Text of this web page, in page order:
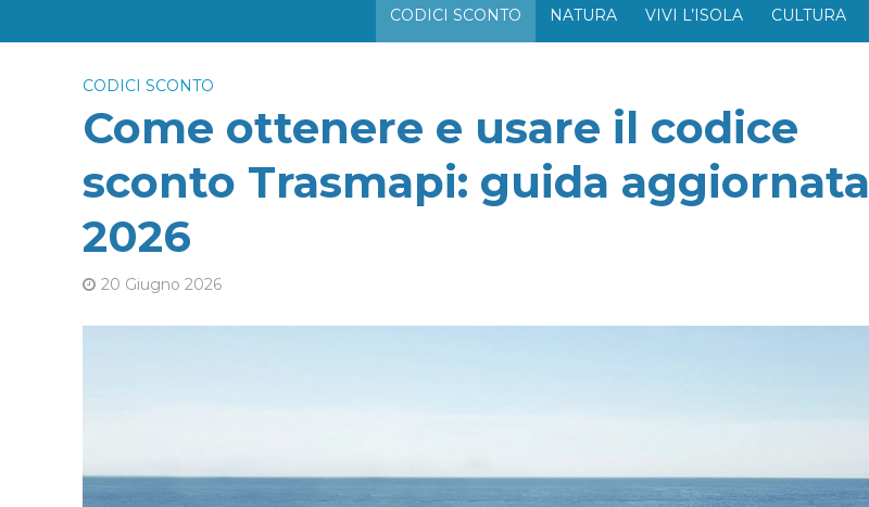
CODICI SCONTO NATURA VIVI L’ISOLA CULTURA
CODICI SCONTO
Come ottenere e usare il codice
sconto Trasmapi: guida aggiornata
2026
20 Giugno 2026